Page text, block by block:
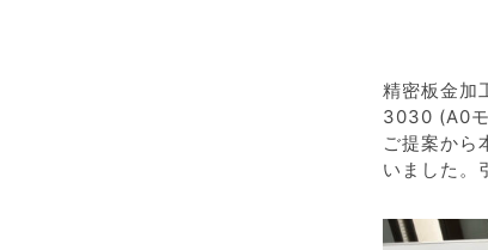
精密板金加
3030 (A0モ
ご提案から
いました。